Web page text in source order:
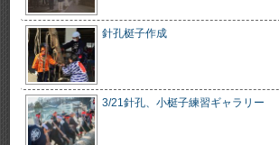
針孔梃子作成
3/21針孔、小梃子練習ギャラリー